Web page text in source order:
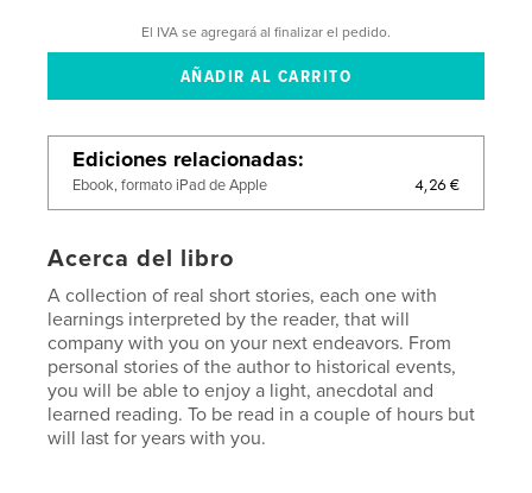
El IVA se agregará al finalizar el pedido.
Ediciones relacionadas
Ebook, formato iPad de Apple 4,26 €
Acerca del libro
A collection of real short stories, each one with
learnings interpreted by the reader, that will
company with you on your next endeavors. From
personal stories of the author to historical events,
you will be able to enjoy a light, anecdotal and
learned reading. To be read in a couple of hours but
will last for years with you.